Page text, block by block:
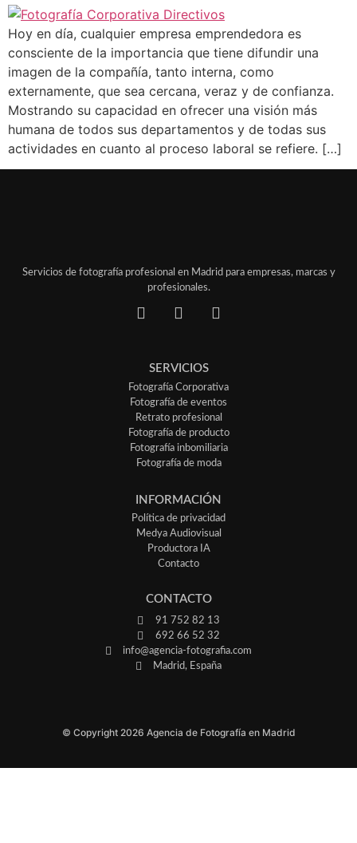
Hoy en día, cualquier empresa emprendedora es
consciente de la importancia que tiene difundir una
imagen de la compañía, tanto interna, como
externamente, que sea cercana, veraz y de confianza.
Mostrando su capacidad en ofrecer una visión más
humana de todos sus departamentos y de todas sus
actividades en cuanto al proceso laboral se refiere. […]
Servicios de fotografía profesional en Madrid para empresas, marcas y
profesionales.
SERVICIOS
Fotografía Corporativa
Fotografía de eventos
Retrato profesional
Fotografía de producto
Fotografía inbomiliaria
Fotografía de moda
INFORMACIÓN
Política de privacidad
Medya Audiovisual
Productora IA
Contacto
CONTACTO
91 752 82 13
692 66 52 32
info@agencia-fotografia.com
Madrid, España
© Copyright 2026 Agencia de Fotografía en Madrid